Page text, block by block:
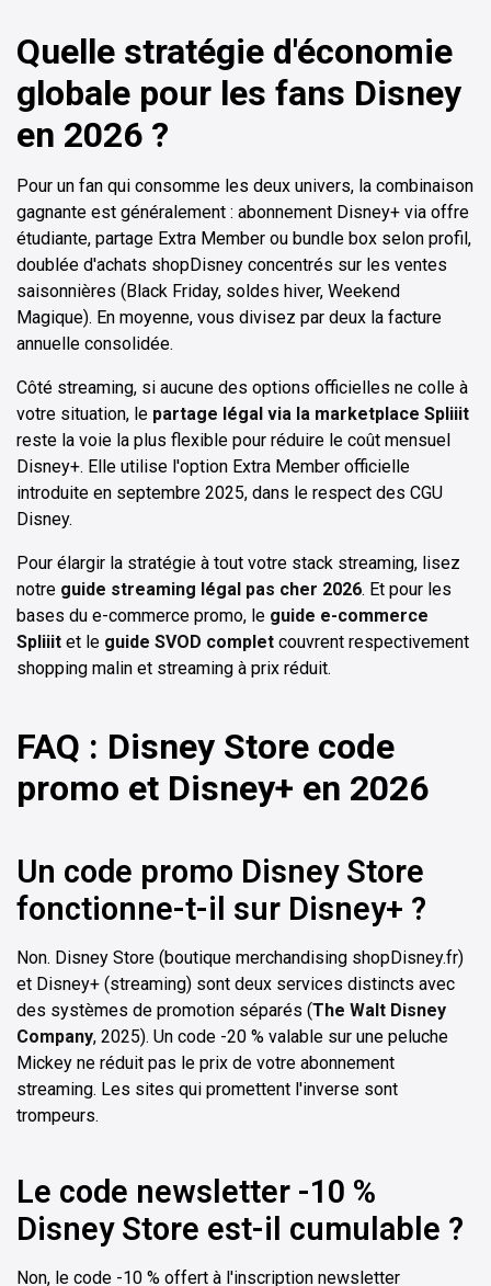
Quelle stratégie d'économie
globale pour les fans Disney
en 2026 ?
Pour un fan qui consomme les deux univers, la combinaison
gagnante est généralement : abonnement Disney+ via offre
étudiante, partage Extra Member ou bundle box selon profil,
doublée d'achats shopDisney concentrés sur les ventes
saisonnières (Black Friday, soldes hiver, Weekend
Magique). En moyenne, vous divisez par deux la facture
annuelle consolidée.
Côté streaming, si aucune des options officielles ne colle à
votre situation, le partage légal via la marketplace Spliiit
reste la voie la plus flexible pour réduire le coût mensuel
Disney+. Elle utilise l'option Extra Member officielle
introduite en septembre 2025, dans le respect des CGU
Disney.
Pour élargir la stratégie à tout votre stack streaming, lisez
notre guide streaming légal pas cher 2026. Et pour les
bases du e-commerce promo, le guide e-commerce
Spliiit et le guide SVOD complet couvrent respectivement
shopping malin et streaming à prix réduit.
FAQ : Disney Store code
promo et Disney+ en 2026
Un code promo Disney Store
fonctionne-t-il sur Disney+ ?
Non. Disney Store (boutique merchandising shopDisney.fr)
et Disney+ (streaming) sont deux services distincts avec
des systèmes de promotion séparés (The Walt Disney
Company, 2025). Un code -20 % valable sur une peluche
Mickey ne réduit pas le prix de votre abonnement
streaming. Les sites qui promettent l'inverse sont
trompeurs.
Le code newsletter -10 %
Disney Store est-il cumulable ?
Non, le code -10 % offert à l'inscription newsletter